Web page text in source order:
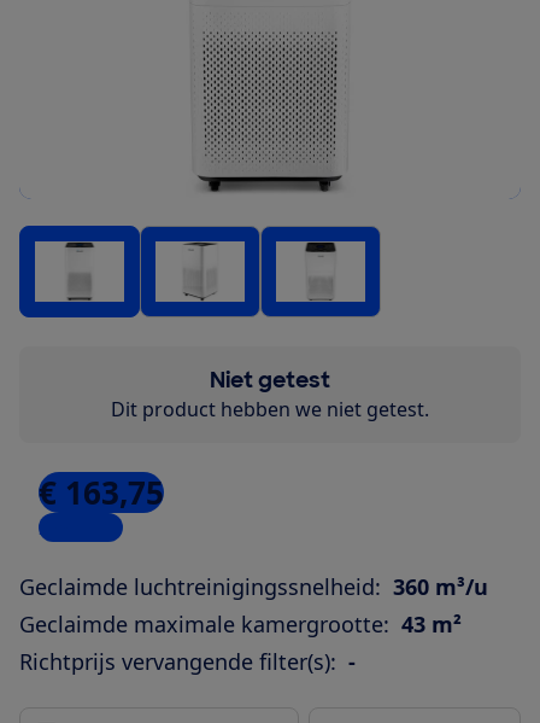
Niet getest
Dit product hebben we niet getest.
€ 163,75
2 winkels
Geclaimde luchtreinigingssnelheid: 360 m³/u
Geclaimde maximale kamergrootte: 43 m²
Richtprijs vervangende filter(s): -